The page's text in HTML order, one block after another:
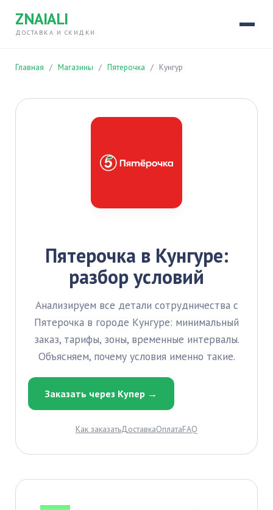
ZNAIALI
ДОСТАВКА И СКИДКИ
Главная / Магазины / Пятерочка / Кунгур
Пятерочка в Кунгуре:
разбор условий
Анализируем все детали сотрудничества с
Пятерочка в городе Кунгуре: минимальный
заказ, тарифы, зоны, временные интервалы.
Объясняем, почему условия именно такие.
Заказать через Купер →
Как заказатьДоставкаОплатаFAQ